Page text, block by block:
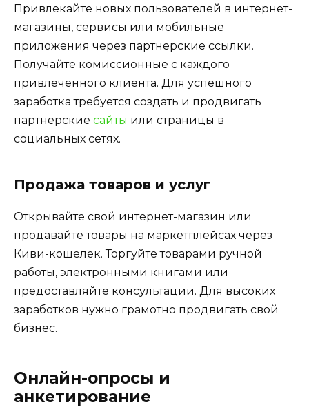
Привлекайте новых пользователей в интернет-
магазины, сервисы или мобильные
приложения через партнерские ссылки.
Получайте комиссионные с каждого
привлеченного клиента. Для успешного
заработка требуется создать и продвигать
партнерские сайты или страницы в
социальных сетях.
Продажа товаров и услуг
Открывайте свой интернет-магазин или
продавайте товары на маркетплейсах через
Киви-кошелек. Торгуйте товарами ручной
работы, электронными книгами или
предоставляйте консультации. Для высоких
заработков нужно грамотно продвигать свой
бизнес.
Онлайн-опросы и
анкетирование